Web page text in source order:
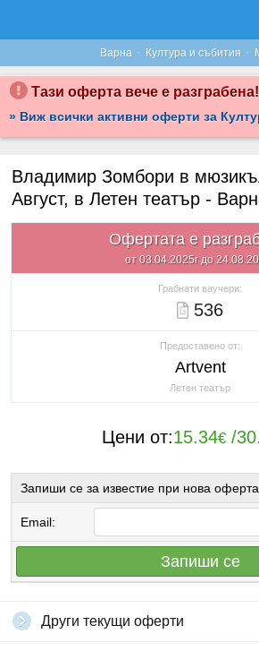
Варна · Култура и събития ·
Тази оферта вече е разграбена!
» Виж всички активни оферти за
Владимир Зомбори в
Август, в Летен театър -
Офертата е
от 03.04.2025г до
Грабнати ваучери:
536
Предоставено от:
Artvent
Летен театър
Цени от:15.34€ /
Запиши се за известие при нова
Email:
Запиши се
Други текущи оферти